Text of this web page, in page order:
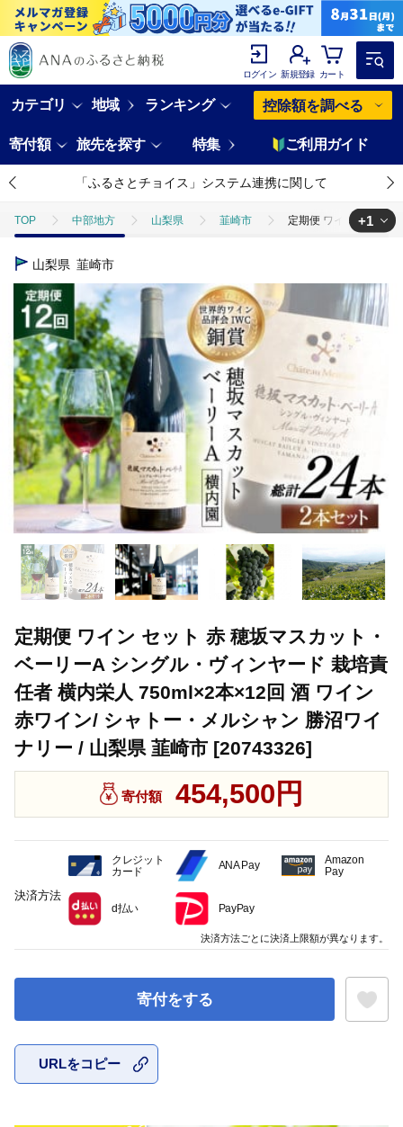
ログイン 新規登録 カート
カテゴリ 地域 ランキング 控除額を調べる
寄付額 旅先を探す 特集 ご利用ガイド
「ふるさとチョイス」システム連携に関して
TOP 中部地方 山梨県 韮崎市 定期便 ワイン セット
TOP
+1
山梨県 韮崎市
定期便 ワイン セット 赤 穂坂マスカット・
ベーリーA シングル・ヴィンヤード 栽培責
任者 横内栄人 750ml×2本×12回 酒 ワイン
赤ワイン/ シャトー・メルシャン 勝沼ワイ
ナリー / 山梨県 韮崎市 [20743326]
寄付額 454,500円
寄付をする
URLをコピー
決済方法
クレジット
カード
ANA Pay
Amazon
Pay
d払い PayPay
決済方法ごとに決済上限額が異なります。